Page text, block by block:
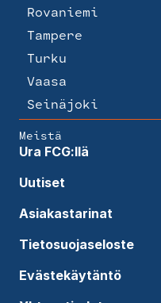
Rovaniemi
Tampere
Turku
Vaasa
Seinäjoki
Meistä
Ura FCG:llä
Uutiset
Asiakastarinat
Tietosuojaseloste
Evästekäytäntö